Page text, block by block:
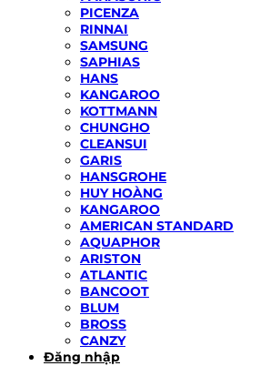
PICENZA
RINNAI
SAMSUNG
SAPHIAS
HANS
KANGAROO
KOTTMANN
CHUNGHO
CLEANSUI
GARIS
HANSGROHE
HUY HOÀNG
KANGAROO
AMERICAN STANDARD
AQUAPHOR
ARISTON
ATLANTIC
BANCOOT
BLUM
BROSS
CANZY
Đăng nhập